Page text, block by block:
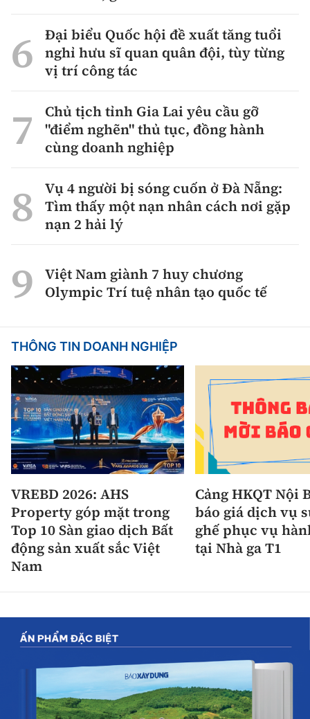
Đại biểu Quốc hội đề xuất tăng tuổi
nghỉ hưu sĩ quan quân đội, tùy từng
vị trí công tác
Chủ tịch tỉnh Gia Lai yêu cầu gỡ
"điểm nghẽn" thủ tục, đồng hành
cùng doanh nghiệp
Vụ 4 người bị sóng cuốn ở Đà Nẵng:
Tìm thấy một nạn nhân cách nơi gặp
nạn 2 hải lý
Việt Nam giành 7 huy chương
Olympic Trí tuệ nhân tạo quốc tế
THÔNG TIN DOANH NGHIỆP
VREBD 2026: AHS
Property góp mặt trong
Top 10 Sàn giao dịch Bất
động sản xuất sắc Việt
Nam
Cảng HKQT Nội
báo giá dịch vụ
ghế phục vụ
tại Nhà ga T1